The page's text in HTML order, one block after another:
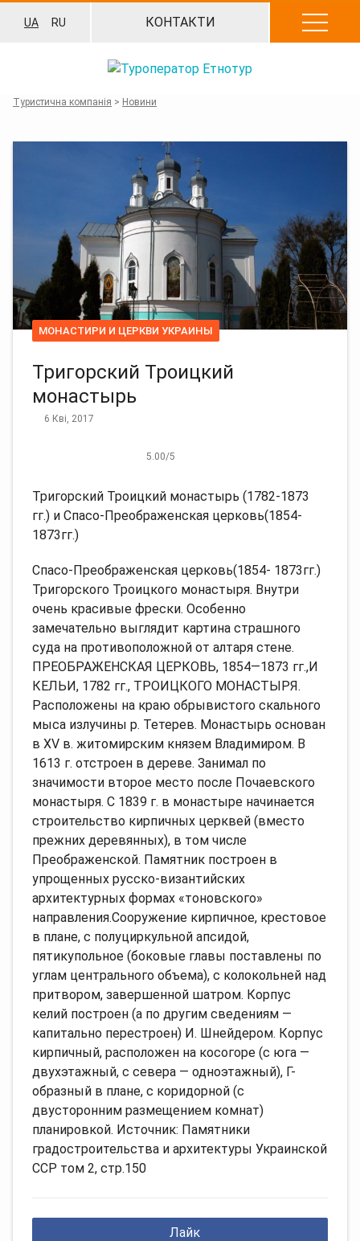
UA RU КОНТАКТИ
Туристична компанія > Новини
МОНАСТИРИ И ЦЕРКВИ УКРАИНЫ
Тригорский Троицкий
монастырь
6 Кві, 2017
5.00/5
Тригорский Троицкий монастырь (1782-1873
гг.) и Спасо-Преображенская церковь(1854-
1873гг.)
Спасо-Преображенская церковь(1854- 1873гг.)
Тригорского Троицкого монастыря. Внутри
очень красивые фрески. Особенно
замечательно выглядит картина страшного
суда на противоположной от алтаря стене.
ПРЕОБРАЖЕНСКАЯ ЦЕРКОВЬ, 1854—1873 гг.,И
КЕЛЬИ, 1782 гг., ТРОИЦКОГО МОНАСТЫРЯ.
Расположены на краю обрывистого скального
мыса излучины р. Тетерев. Монастырь основан
в XV в. житомирским князем Владимиром. В
1613 г. отстроен в дереве. Занимал по
значимости второе место после Почаевского
монастыря. С 1839 г. в монастыре начинается
строительство кирпичных церквей (вместо
прежних деревянных), в том числе
Преображенской. Памятник построен в
упрощенных русско-византийских
архитектурных формах «тоновского»
направления.Сооружение кирпичное, крестовое
в плане, с полуциркульной апсидой,
пятикупольное (боковые главы поставлены по
углам центрального объема), с колокольней над
притвором, завершенной шатром. Корпус
келий построен (а по другим сведениям —
капитально перестроен) И. Шнейдером. Корпус
кирпичный, расположен на косогоре (с юга —
двухэтажный, с севера — одноэтажный), Г-
образный в плане, с коридорной (с
двусторонним размещением комнат)
планировкой. Источник: Памятники
градостроительства и архитектуры Украинской
ССР том 2, стр.150
Лайк